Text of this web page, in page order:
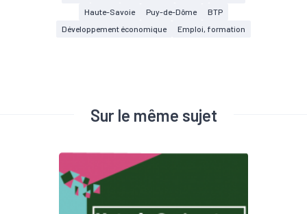
Haute-Savoie
Puy-de-Dôme
BTP
Développement économique
Emploi, formation
Sur le même sujet